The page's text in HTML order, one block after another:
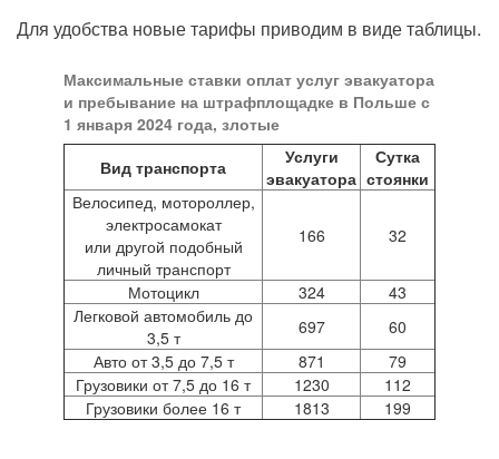
Для удобства новые тарифы приводим в виде таблицы.
Максимальные ставки оплат услуг эвакуатора
и пребывание на штрафплощадке в Польше с
1 января 2024 года, злотые
Вид транспорта
Услуги
эвакуатора
Сутка
стоянки
Велосипед, мотороллер,
электросамокат
или другой подобный
личный транспорт
166 32
Мотоцикл 324
43
Легковой автомобиль до
3,5 т
697
60
Авто от 3,5 до 7,5 т
871
79
Грузовики от 7,5 до 16 т
1230
112
Грузовики более 16 т
1813 199